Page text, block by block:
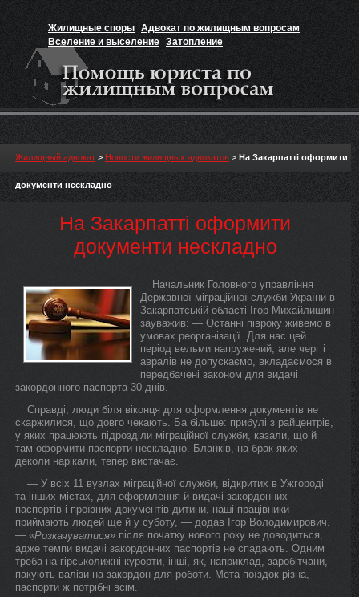
Жилищные споры Адвокат по жилищным вопросам
Вселение и выселение Затопление
Признание прав на жильё
Жилищный адвокат > Новости жилищных адвокатов > На Закарпатті оформити
документи нескладно
На Закарпатті оформити
документи нескладно
Начальник Головного управління
Державної міграційної служби України в
Закарпатській області Ігор Михайлишин
зауважив: — Останні півроку живемо в
умовах реорганізації. Для нас цей
період вельми напружений, але черг і
авралів не допускаємо, вкладаємося в
передбачені законом для видачі
закордонного паспорта 30 днів.
Справді, люди біля віконця для оформлення документів не
скаржилися, що довго чекають. Ба більше: прибулі з райцентрів,
у яких працюють підрозділи міграційної служби, казали, що й
там оформити паспорти нескладно. Бланків, на брак яких
деколи нарікали, тепер вистачає.
— У всіх 11 вузлах міграційної служби, відкритих в Ужгороді
та інших містах, для оформлення й видачі закордонних
паспортів і проїзних документів дитини, наші працівники
приймають людей ще й у суботу, — додав Ігор Володимирович.
— «Розкачуватися» після початку нового року не доводиться,
адже темпи видачі закордонних паспортів не спадають. Одним
треба на гірськолижні курорти, інші, як, наприклад, заробітчани,
пакують валізи на закордон для роботи. Мета поїздок різна,
паспорти ж потрібні всім.